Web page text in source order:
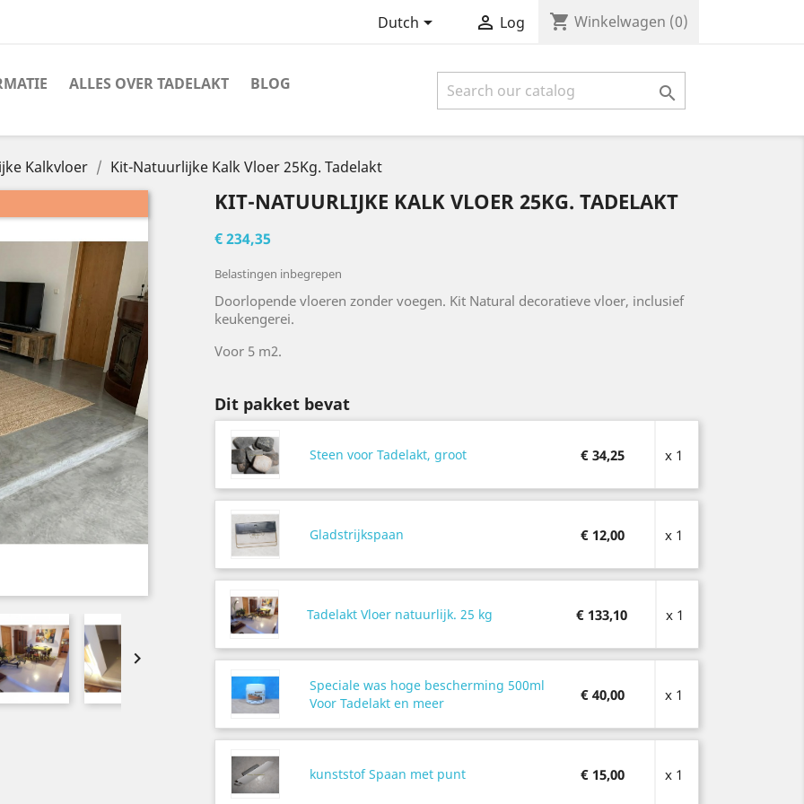
Dutch  Log shopping_cart Winkelwagen (0)
ALLES OVER TADELAKT BLOG 
Kalkvloer Kit-Natuurlijke Kalk Vloer 25Kg. Tadelakt

KIT-NATUURLIJKE KALK VLOER 25KG. TADELAKT
€ 234,35
Belastingen inbegrepen
Doorlopende vloeren zonder voegen. Kit Natural decoratieve vloer, inclusief
keukengerei.
Voor 5 m2.
Dit pakket bevat
Steen voor Tadelakt, groot € 34,25 x 1
Gladstrijkspaan € 12,00 x 1
Tadelakt Vloer natuurlijk. 25 kg € 133,10 x 1
Speciale was hoge bescherming 500ml
Voor Tadelakt en meer
€ 40,00 x 1
kunststof Spaan met punt € 15,00 x 1